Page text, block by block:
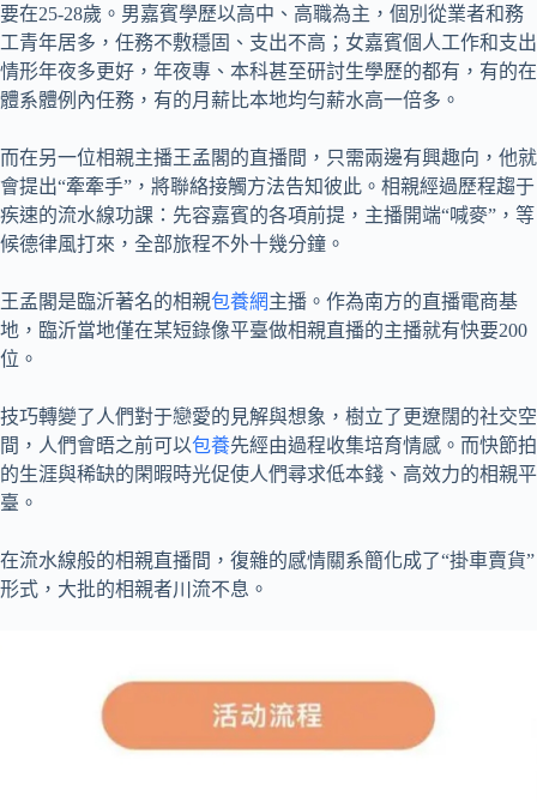
要在25-28歲。男嘉賓學歷以高中、高職為主，個別從業者和務
工青年居多，任務不敷穩固、支出不高；女嘉賓個人工作和支出
情形年夜多更好，年夜專、本科甚至研討生學歷的都有，有的在
體系體例內任務，有的月薪比本地均勻薪水高一倍多。
而在另一位相親主播王孟閣的直播間，只需兩邊有興趣向，他就
會提出“牽牽手”，將聯絡接觸方法告知彼此。相親經過歷程趨于
疾速的流水線功課：先容嘉賓的各項前提，主播開端“喊麥”，等
候德律風打來，全部旅程不外十幾分鐘。
王孟閣是臨沂著名的相親包養網主播。作為南方的直播電商基
地，臨沂當地僅在某短錄像平臺做相親直播的主播就有快要200
位。
技巧轉變了人們對于戀愛的見解與想象，樹立了更遼闊的社交空
間，人們會晤之前可以包養先經由過程收集培育情感。而快節拍
的生涯與稀缺的閑暇時光促使人們尋求低本錢、高效力的相親平
臺。
在流水線般的相親直播間，復雜的感情關系簡化成了“掛車賣貨”
形式，大批的相親者川流不息。